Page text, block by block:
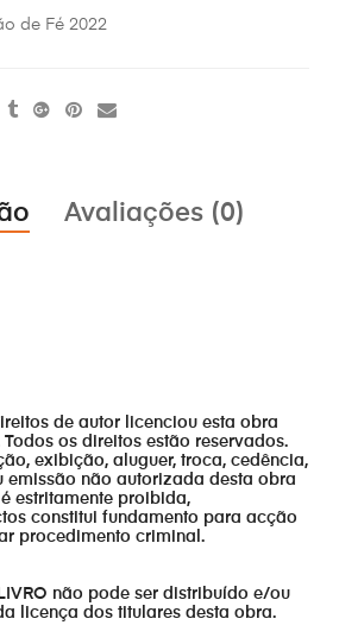
de Fé 2022
Avaliações (0)
de autor licenciou esta obra
os direitos estão reservados.
exibição, aluguer, troca, cedência,
não autorizada desta obra
estritamente proibida,
constitui fundamento para acção
procedimento criminal.
não pode ser distribuído e/ou
licença dos titulares desta obra.